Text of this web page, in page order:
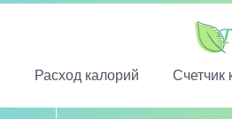
Расход калорий Счетчик